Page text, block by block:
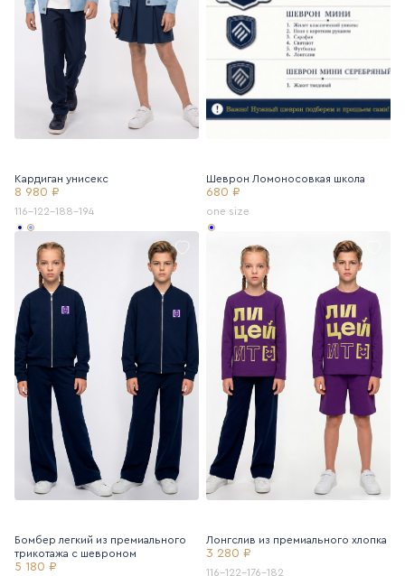
Кардиган унисекс
8 980 ₽
116-122-188-194
Шеврон Ломоносовкая школа
680 ₽
one size
Бомбер легкий из премиального
трикотажа с шевроном
5 180 ₽
Лонгслив из премиального хлопка
3 280 ₽
116-122-176-182